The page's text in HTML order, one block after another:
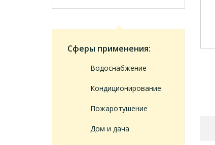
Сферы применения:
Водоснабжение
Кондиционирование
Пожаротушение
Дом и дача